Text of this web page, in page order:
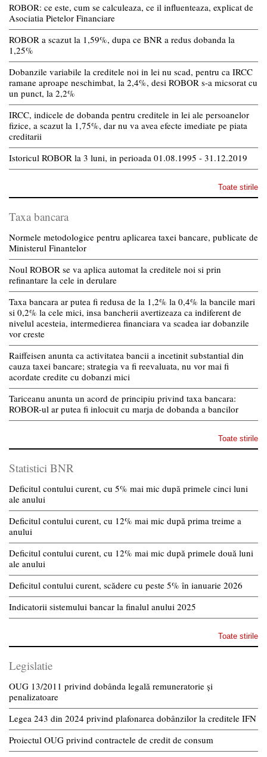
ROBOR: ce este, cum se calculeaza, ce il influenteaza, explicat de
Asociatia Pietelor Financiare
ROBOR a scazut la 1,59%, dupa ce BNR a redus dobanda la
1,25%
Dobanzile variabile la creditele noi in lei nu scad, pentru ca IRCC
ramane aproape neschimbat, la 2,4%, desi ROBOR s-a micsorat cu
un punct, la 2,2%
IRCC, indicele de dobanda pentru creditele in lei ale persoanelor
fizice, a scazut la 1,75%, dar nu va avea efecte imediate pe piata
creditarii
Istoricul ROBOR la 3 luni, in perioada 01.08.1995 - 31.12.2019
Toate stirile
Taxa bancara
Normele metodologice pentru aplicarea taxei bancare, publicate de
Ministerul Finantelor
Noul ROBOR se va aplica automat la creditele noi si prin
refinantare la cele in derulare
Taxa bancara ar putea fi redusa de la 1,2% la 0,4% la bancile mari
si 0,2% la cele mici, insa bancherii avertizeaza ca indiferent de
nivelul acesteia, intermedierea financiara va scadea iar dobanzile
vor creste
Raiffeisen anunta ca activitatea bancii a incetinit substantial din
cauza taxei bancare; strategia va fi reevaluata, nu vor mai fi
acordate credite cu dobanzi mici
Tariceanu anunta un acord de principiu privind taxa bancara:
ROBOR-ul ar putea fi inlocuit cu marja de dobanda a bancilor
Toate stirile
Statistici BNR
Deficitul contului curent, cu 5% mai mic după primele cinci luni
ale anului
Deficitul contului curent, cu 12% mai mic după prima treime a
anului
Deficitul contului curent, cu 12% mai mic după primele două luni
ale anului
Deficitul contului curent, scădere cu peste 5% în ianuarie 2026
Indicatorii sistemului bancar la finalul anului 2025
Toate stirile
Legislatie
OUG 13/2011 privind dobânda legală remuneratorie și
penalizatoare
Legea 243 din 2024 privind plafonarea dobânzilor la creditele IFN
Proiectul OUG privind contractele de credit de consum